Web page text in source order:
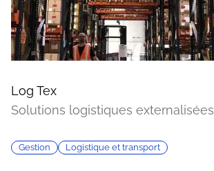
Log Tex
Solutions logistiques externalisées
Gestion Logistique et transport